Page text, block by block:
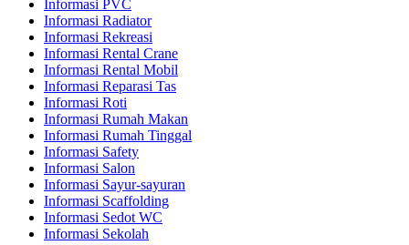
Informasi PVC
Informasi Radiator
Informasi Rekreasi
Informasi Rental Crane
Informasi Rental Mobil
Informasi Reparasi Tas
Informasi Roti
Informasi Rumah Makan
Informasi Rumah Tinggal
Informasi Safety
Informasi Salon
Informasi Sayur-sayuran
Informasi Scaffolding
Informasi Sedot WC
Informasi Sekolah